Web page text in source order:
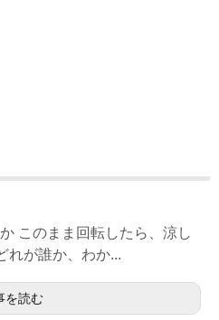
このまま回転したら、涼し
れが誰か、わか...
を読む